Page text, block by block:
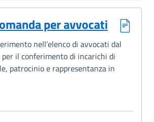
per avvocati
nell’elenco di avvocati dal
il conferimento di incarichi di
patrocinio e rappresentanza in